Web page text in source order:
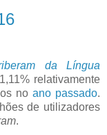
da Língua
relativamente
no ano passado.
de utilizadores
.